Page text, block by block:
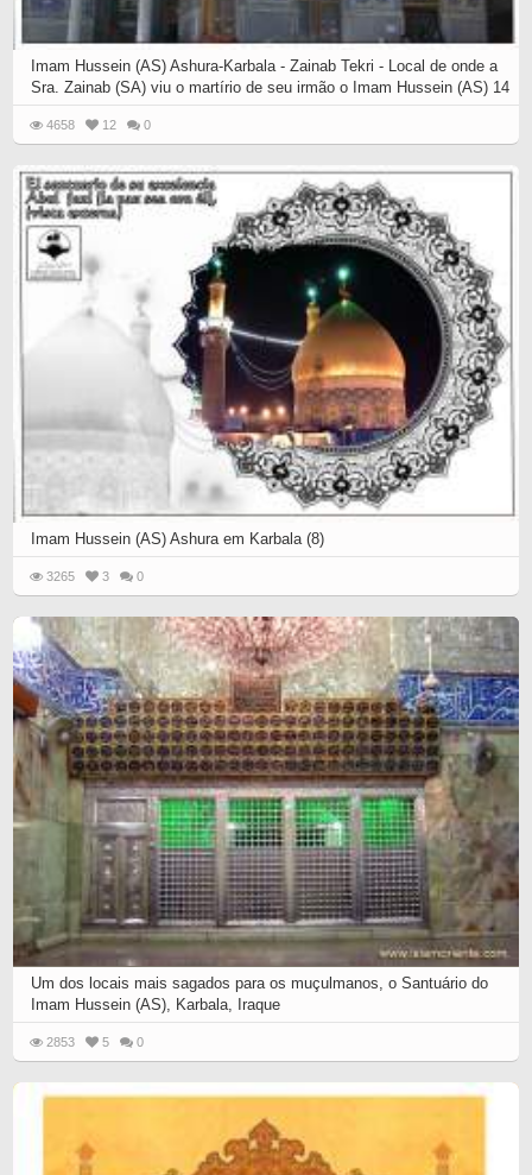
Imam Hussein (AS) Ashura-Karbala - Zainab Tekri - Local de onde a
Sra. Zainab (SA) viu o martírio de seu irmão o Imam Hussein (AS) 14
4658 12 0
Imam Hussein (AS) Ashura em Karbala (8)
3265 3 0
Um dos locais mais sagados para os muçulmanos, o Santuário do
Imam Hussein (AS), Karbala, Iraque
2853 5 0